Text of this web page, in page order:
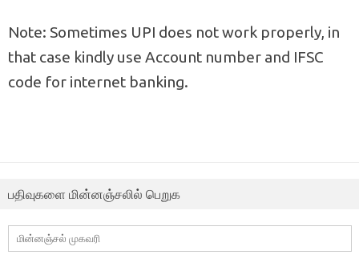
Note: Sometimes UPI does not work properly, in
that case kindly use Account number and IFSC
code for internet banking.
பதிவுகளை மின்னஞ்சலில் பெறுக
மின்னஞ்சல்
முகவரி